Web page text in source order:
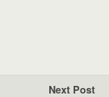
Next Post